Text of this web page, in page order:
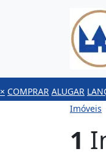
× COMPRAR ALUGAR
Imóveis
1